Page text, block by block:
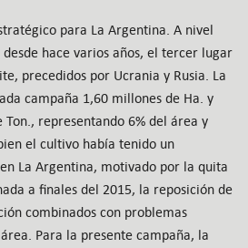
para La Argentina. A nivel
hace varios años, el tercer lugar
precedidos por Ucrania y Rusia. La
campaña 1,60 millones de Ha. y
representando 6% del área y
el cultivo había tenido un
La Argentina, motivado por la quita
a finales del 2015, la reposición de
combinados con problemas
Para la presente campaña, la